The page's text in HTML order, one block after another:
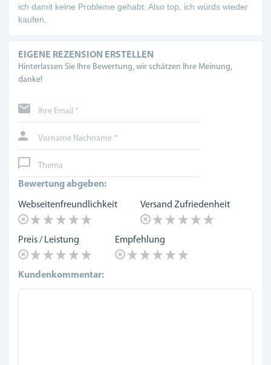
ich damit keine Probleme gehabt. Also top, ich würds wieder
kaufen.
EIGENE REZENSION ERSTELLEN
Hinterlassen Sie Ihre Bewertung, wir schätzen Ihre Meinung,
danke!
Ihre Email *
Vorname Nachname *
Thema
Bewertung abgeben:
Webseitenfreundlichkeit Versand Zufriedenheit
Preis / Leistung Empfehlung
Kundenkommentar: